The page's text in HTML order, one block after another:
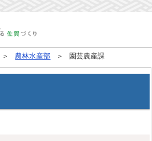
農林水産部 園芸農産課